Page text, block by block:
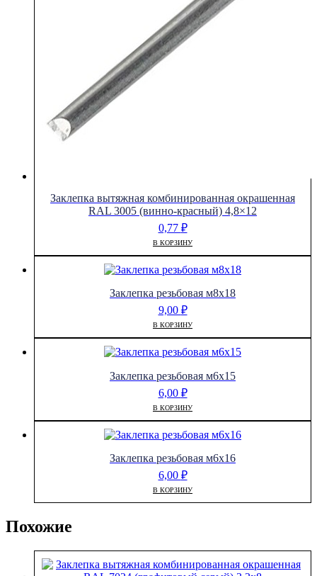
Заклепка вытяжная комбинированная окрашенная
RAL 3005 (винно-красный) 4,8×12
0,77 ₽
В КОРЗИНУ
Заклепка резьбовая м8х18
9,00 ₽
В КОРЗИНУ
Заклепка резьбовая м6х15
6,00 ₽
В КОРЗИНУ
Заклепка резьбовая м6х16
6,00 ₽
В КОРЗИНУ
Похожие